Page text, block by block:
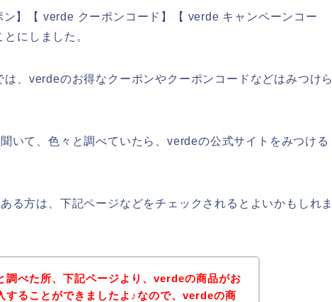
】【 verde クーポンコード】【 verde キャンペーンコー
にしました。
、verdeのお得なクーポンやクーポンコードなどはみつけら
いて、色々と調べていたら、verdeの公式サイトをみつける
る方は、下記ページなどをチェックされるとよいかもしれま
調べた所、下記ページより、verdeの商品がお
することができましたよ♪なので、verdeの商